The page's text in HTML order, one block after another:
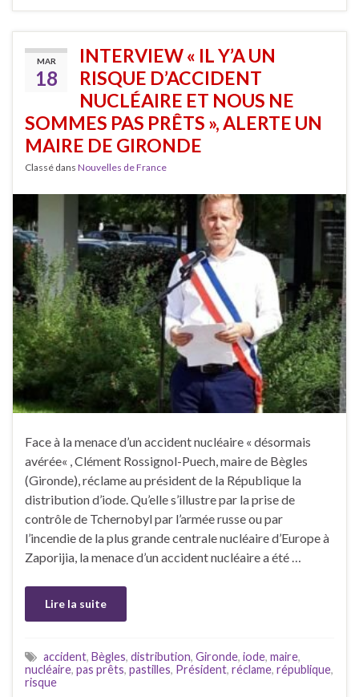
MAR
18
INTERVIEW « IL Y’A UN
RISQUE D’ACCIDENT
NUCLÉAIRE ET NOUS NE
SOMMES PAS PRÊTS », ALERTE UN
MAIRE DE GIRONDE
Classé dans Nouvelles de France
Face à la menace d’un accident nucléaire « désormais
avérée« , Clément Rossignol-Puech, maire de Bègles
(Gironde), réclame au président de la République la
distribution d’iode. Qu’elle s’illustre par la prise de
contrôle de Tchernobyl par l’armée russe ou par
l’incendie de la plus grande centrale nucléaire d’Europe à
Zaporijia, la menace d’un accident nucléaire a été …
Lire la suite
accident, Bègles, distribution, Gironde, iode, maire,
nucléaire, pas prêts, pastilles, Président, réclame, république,
risque